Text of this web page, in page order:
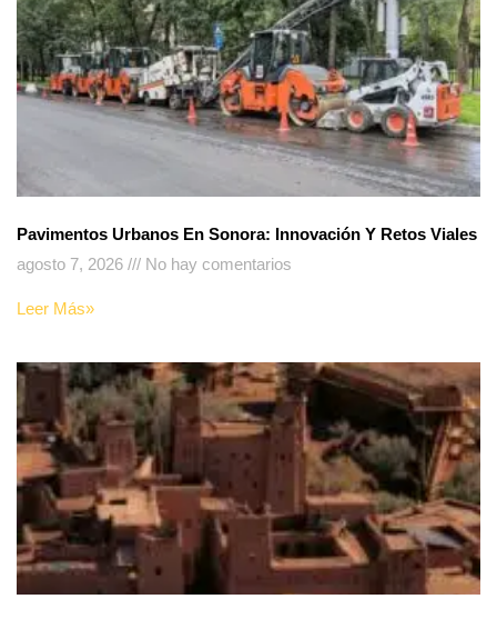
Pavimentos Urbanos En Sonora: Innovación Y Retos Viales
agosto 7, 2026
No hay comentarios
Leer Más»